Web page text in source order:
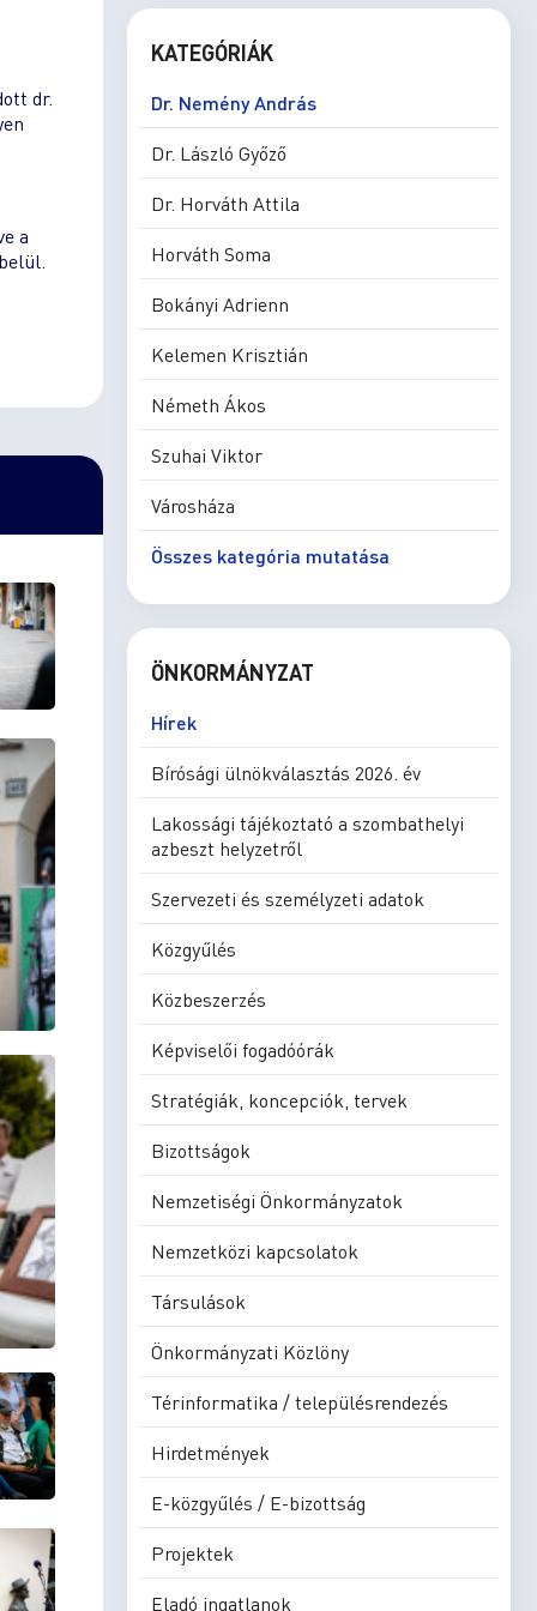
dr.
a
KATEGÓRIÁK
Dr. Nemény András
Dr. László Győző
Dr. Horváth Attila
Horváth Soma
Bokányi Adrienn
Kelemen Krisztián
Németh Ákos
Szuhai Viktor
Városháza
Összes kategória mutatása
ÖNKORMÁNYZAT
Hírek
Bírósági ülnökválasztás 2026. év
Lakossági tájékoztató a szombathelyi
azbeszt helyzetről
Szervezeti és személyzeti adatok
Közgyűlés
Közbeszerzés
Képviselői fogadóórák
Stratégiák, koncepciók, tervek
Bizottságok
Nemzetiségi Önkormányzatok
Nemzetközi kapcsolatok
Társulások
Önkormányzati Közlöny
Térinformatika / településrendezés
Hirdetmények
E-közgyűlés / E-bizottság
Projektek
Eladó ingatlanok